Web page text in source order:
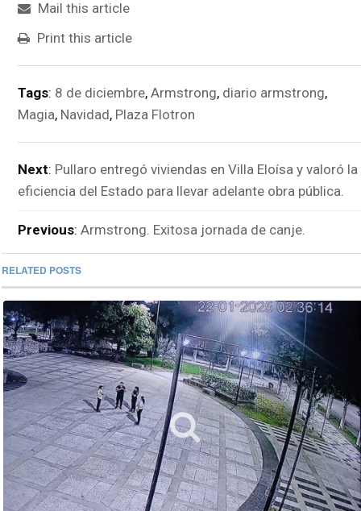
Mail this article
Print this article
Tags: 8 de diciembre, Armstrong, diario armstrong,
Magia, Navidad, Plaza Flotron
Next: Pullaro entregó viviendas en Villa Eloísa y valoró la
eficiencia del Estado para llevar adelante obra pública.
Previous: Armstrong. Exitosa jornada de canje.
RELATED POSTS